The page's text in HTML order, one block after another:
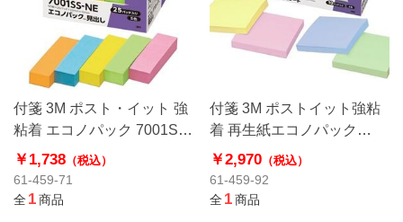
付箋 3M ポスト・イット 強
粘着 エコノパック 7001SS
－NE
￥1,738 （税込）
61-459-71
全1商品
付箋 3M ポストイット強粘
着 再生紙エコノパック
6541SS－Y
￥2,970（税込）
61-459-92
全1商品